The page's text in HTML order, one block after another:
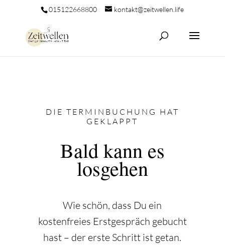
015122668800 kontakt@zeitwellen.life
DIE TERMINBUCHUNG HAT
GEKLAPPT
Bald kann es
losgehen
Wie schön, dass Du ein
kostenfreies Erstgespräch gebucht
hast – der erste Schritt ist getan.